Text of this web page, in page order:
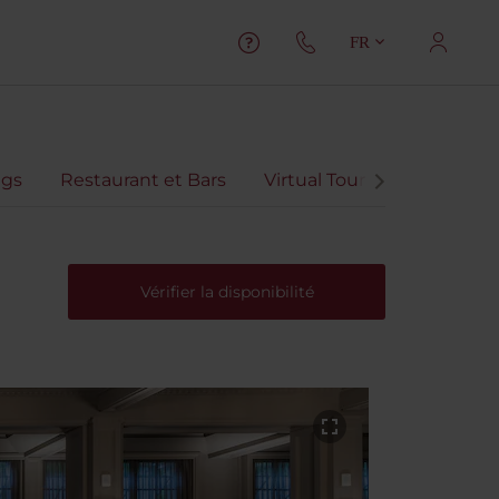
FR
Restaurant et Bars Virtual Tour
Vérifier la disponibilité